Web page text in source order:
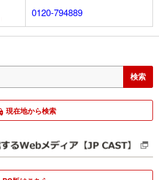
0120-794889
現在地から検索